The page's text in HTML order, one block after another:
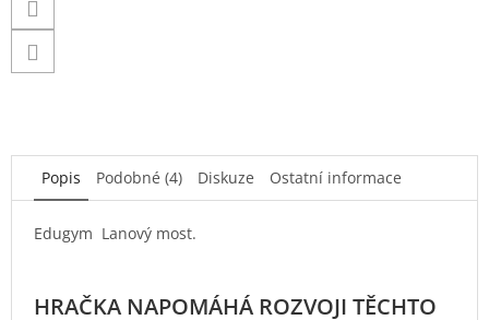
Popis Podobné (4) Diskuze Ostatní informace
Edugym Lanový most.